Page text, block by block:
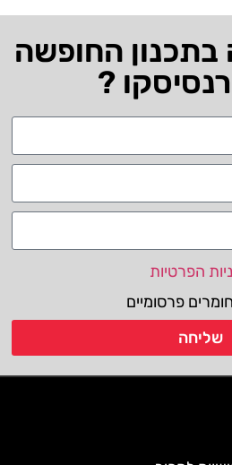
בתכנון החופשה
?
הפרטיות
פרסומיים
שליחה